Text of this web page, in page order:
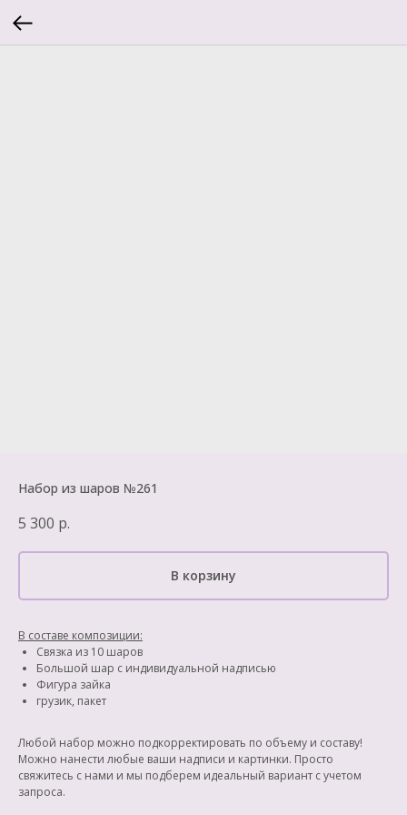
Набор из шаров №261
5 300 р.
В корзину
В составе композиции:
Связка из 10 шаров
Большой шар с индивидуальной надписью
Фигура зайка
грузик, пакет
Любой набор можно подкорректировать по объему и составу!
Можно нанести любые ваши надписи и картинки. Просто
свяжитесь с нами и мы подберем идеальный вариант с учетом
запроса.